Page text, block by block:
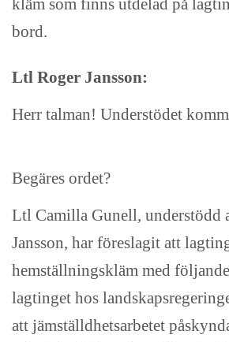
kläm som finns utdelad på
bord.
Ltl Roger Jansson:
Herr talman! Understödet
Begäres ordet?
Ltl Camilla Gunell, understödd
Jansson, har föreslagit att
hemställningskläm med
lagtinget hos
att jämställdhetsarbetet